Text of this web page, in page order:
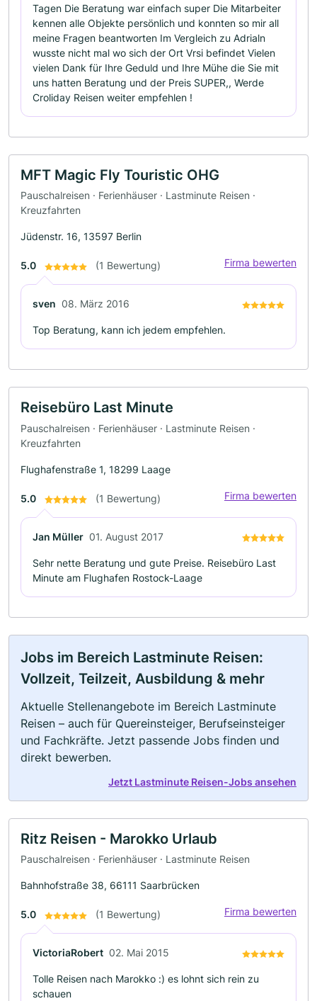
Tagen Die Beratung war einfach super Die Mitarbeiter
kennen alle Objekte persönlich und konnten so mir all
meine Fragen beantworten Im Vergleich zu Adrialn
wusste nicht mal wo sich der Ort Vrsi befindet Vielen
vielen Dank für Ihre Geduld und Ihre Mühe die Sie mit
uns hatten Beratung und der Preis SUPER,, Werde
Croliday Reisen weiter empfehlen !
MFT Magic Fly Touristic OHG
Pauschalreisen · Ferienhäuser · Lastminute Reisen ·
Kreuzfahrten
Jüdenstr. 16, 13597 Berlin
5.0 (1 Bewertung) Firma bewerten
sven 08. März 2016
Top Beratung, kann ich jedem empfehlen.
Reisebüro Last Minute
Pauschalreisen · Ferienhäuser · Lastminute Reisen ·
Kreuzfahrten
Flughafenstraße 1, 18299 Laage
5.0 (1 Bewertung) Firma bewerten
Jan Müller 01. August 2017
Sehr nette Beratung und gute Preise. Reisebüro Last
Minute am Flughafen Rostock-Laage
Jobs im Bereich Lastminute Reisen:
Vollzeit, Teilzeit, Ausbildung & mehr
Aktuelle Stellenangebote im Bereich Lastminute
Reisen – auch für Quereinsteiger, Berufseinsteiger
und Fachkräfte. Jetzt passende Jobs finden und
direkt bewerben.
Jetzt Lastminute Reisen-Jobs ansehen
Ritz Reisen - Marokko Urlaub
Pauschalreisen · Ferienhäuser · Lastminute Reisen
Bahnhofstraße 38, 66111 Saarbrücken
5.0 (1 Bewertung) Firma bewerten
VictoriaRobert 02. Mai 2015
Tolle Reisen nach Marokko :) es lohnt sich rein zu
schauen